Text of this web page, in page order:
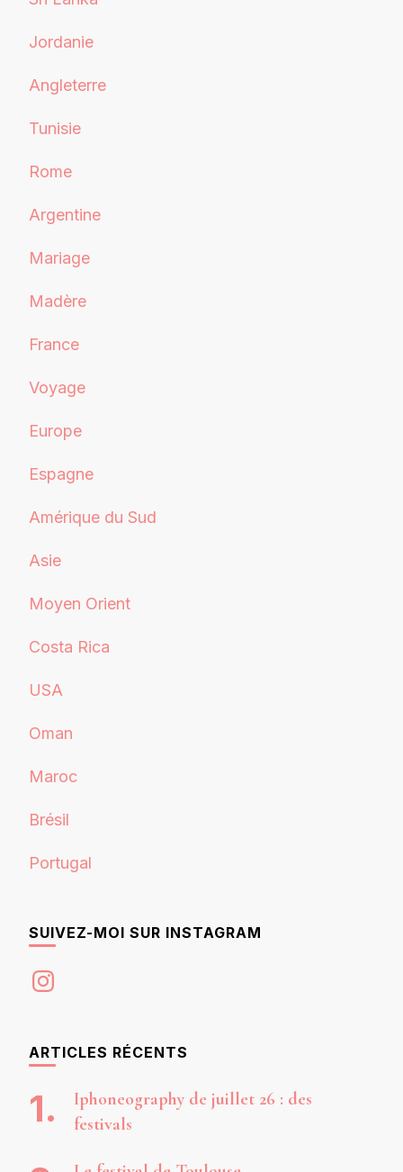
Jordanie
Angleterre
Tunisie
Rome
Argentine
Mariage
Madère
France
Voyage
Europe
Espagne
Amérique du Sud
Asie
Moyen Orient
Costa Rica
USA
Oman
Maroc
Brésil
Portugal
SUIVEZ-MOI SUR INSTAGRAM
Instagram
ARTICLES RÉCENTS
Iphoneography de juillet 26 : des
festivals